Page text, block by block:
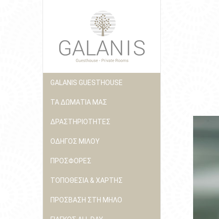
GALANIS GUESTHOUSE
ΤΑ ΔΩΜΑΤΙΑ ΜΑΣ
ΔΡΑΣΤΗΡΙΟΤΗΤΕΣ
ΟΔΗΓΟΣ ΜΙΛΟΥ
ΠΡΟΣΦΟΡΕΣ
ΤΟΠΟΘΕΣΙΑ & ΧΑΡΤΗΣ
ΠΡΟΣΒΑΣΗ ΣΤΗ ΜΗΛΟ